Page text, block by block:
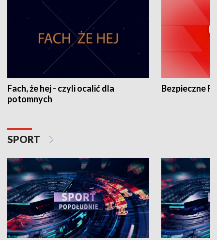
Fach, że hej - czyli ocalić dla
potomnych
Bezpieczne
SPORT